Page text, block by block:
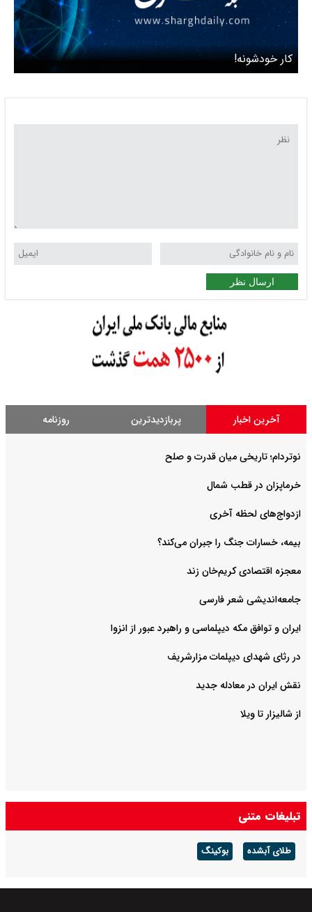
کار خودشونه!
ارسال نظر
آخرین اخبار پربازدیدترین روزنامه
نوتردام؛ تاریخی میان قدرت و صلح‌
خرماپزان در قطب شمال
ازدواج‌های لحظه آخری
بیمه، خسارات جنگ را جبران می‌کند؟
معجزه اقتصادی کریم‌خان زند
جامعه‌اندیشی شعر فارسی
ایران و توافق مکه دیپلماسی و راهبرد عبور از انزوا
در رثای شهدای دیپلمات مزارشریف
نقش ایران در معادله جدید
از شالیزار تا ویلا
تبلیغات متنی
طلای آبشده بوکینگ